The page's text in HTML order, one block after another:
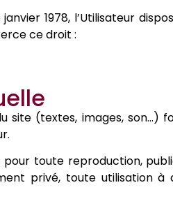
1978, l’Utilisateur
ce droit :
site (textes, images,
toute reproduction,
privé, toute utilisation